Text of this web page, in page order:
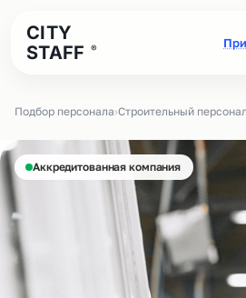
CITY
STAFF
®
Подбор персонала›Строительный персонал
Аккредитованная компания